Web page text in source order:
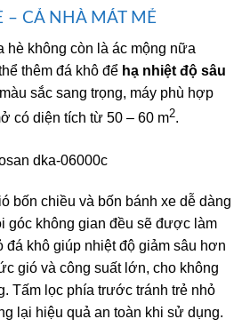
– CẢ NHÀ MÁT MẺ
hè không còn là ác mộng nữa
thêm đá khô để hạ nhiệt độ sâu
sắc sang trọng, máy phù hợp
có diện tích từ 50 – 60 m2.
bốn chiều và bốn bánh xe dễ dàng
góc không gian đều sẽ được làm
đá khô giúp nhiệt độ giảm sâu hơn
gió và công suất lớn, cho không
Tấm lọc phía trước tránh trẻ nhỏ
lại hiệu quả an toàn khi sử dụng.